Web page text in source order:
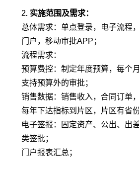
2. 实施范围及需求：
总体需求：单点登录，电子流程
门户，移动审批APP；
流程需求：
预算费控：制定年度预算，每个
支持预算外的审批；
销售数据：销售收入，合同订单
每年下达指标到片区，片区有省
电子签报：固定资产、公出、出
类签批；
门户报表汇总；